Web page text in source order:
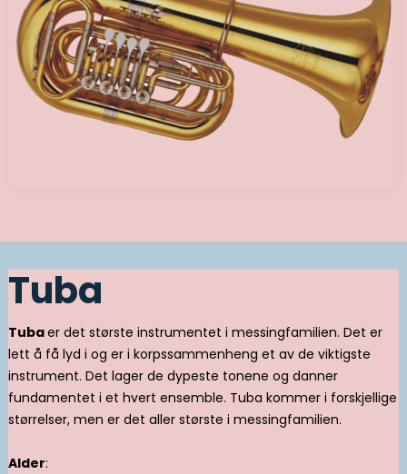
Tuba
Tubaer det største instrumentet i messingfamilien. Det er
lett å få lyd i og er i korpssammenheng et av de viktigste
instrument. Det lager de dypeste tonene og danner
fundamentet i et hvert ensemble. Tuba kommer i forskjellige
størrelser, men er det aller største i messingfamilien.
Alder: